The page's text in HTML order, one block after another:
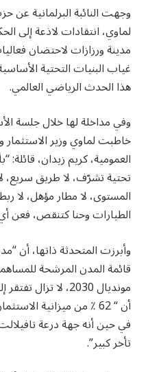
وجهت النائبة البرلمانية عن
لماوي، انتقادات لاذعة إلى
غياب البنيات التحتية
هذا الحدث الرياضي العالمي.
وفي مداخلة لها خلال جلسة
خاطبت لماوي وزير الاستثمار
العمومية، كريم زيدان، قائلة:
تحتية تشرّف، لا طريق
المستوى، لا مطار مؤهل، لا
الطيارات وحنا كتنقص، فعن
وأبرزت المتحدثة ذاتها، أن
قائمة المدن المرشحة
مونديال 2030، لا
أن “ 62 ٪ من ميزانية
تأخر كبير”.